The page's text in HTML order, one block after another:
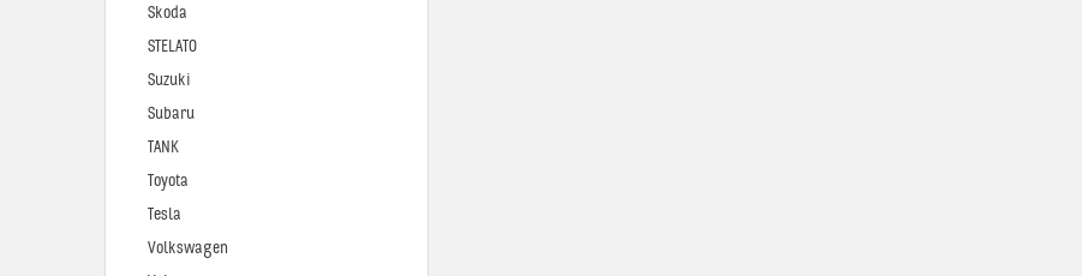
Skoda
STELATO
Suzuki
Subaru
TANK
Toyota
Tesla
Volkswagen